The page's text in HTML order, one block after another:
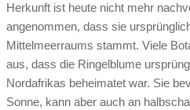
Herkunft ist heute nicht mehr
angenommen, dass sie
Mittelmeerraums stammt. Viele
aus, dass die Ringelblume
Nordafrikas beheimatet war. Sie
Sonne, kann aber auch an